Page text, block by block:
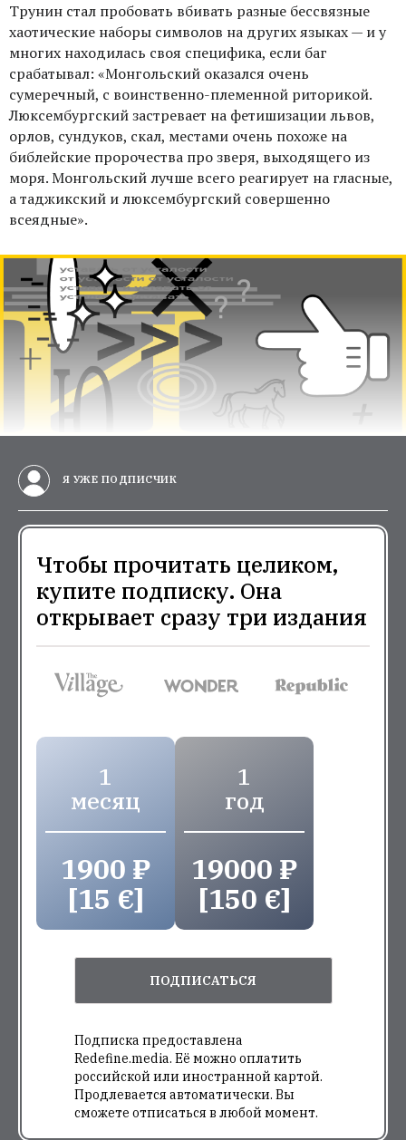
Трунин стал пробовать вбивать разные бессвязные
хаотические наборы символов на других языках — и у
многих находилась своя специфика, если баг
срабатывал: «Монгольский оказался очень
сумеречный, с воинственно-племенной риторикой.
Люксембургский застревает на фетишизации львов,
орлов, сундуков, скал, местами очень похоже на
библейские пророчества про зверя, выходящего из
моря. Монгольский лучше всего реагирует на гласные,
а таджикский и люксембургский совершенно
всеядные».
Я УЖЕ ПОДПИСЧИК
Чтобы прочитать целиком,
купите подписку. Она
открывает сразу три издания
1
месяц
1900 ₽
[15 €]
1
год
19000 ₽
[150 €]
ПОДПИСАТЬСЯ
Подписка предоставлена
Redefine.media. Её можно оплатить
российской или иностранной картой.
Продлевается автоматически. Вы
сможете отписаться в любой момент.